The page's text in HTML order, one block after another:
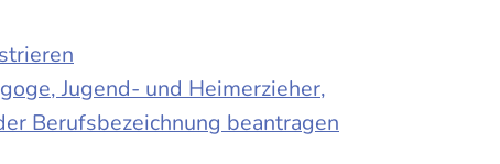
Jugend- und Heimerzieher,
Berufsbezeichnung beantragen